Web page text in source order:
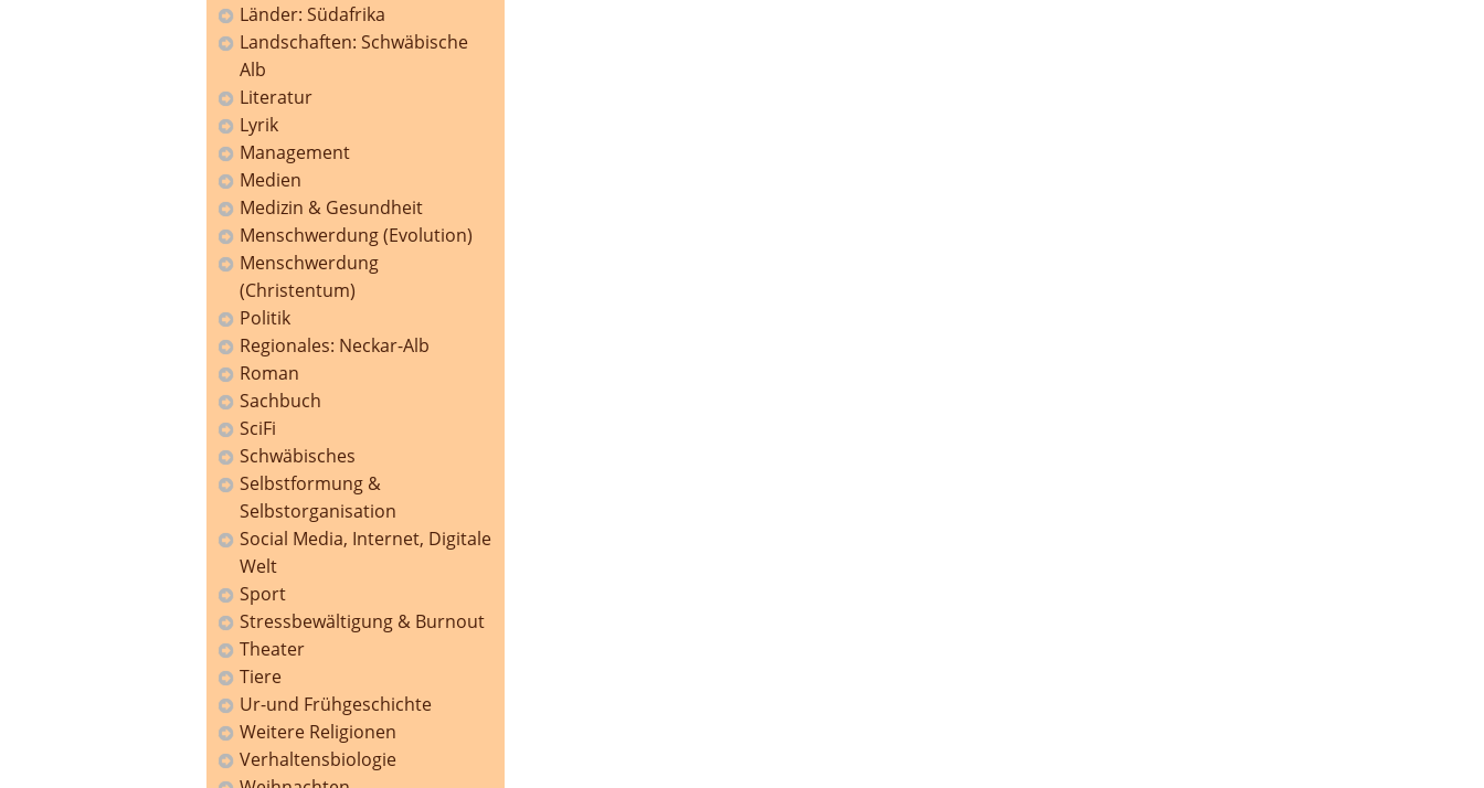
Länder: Südafrika
Landschaften: Schwäbische
Alb
Literatur
Lyrik
Management
Medien
Medizin & Gesundheit
Menschwerdung (Evolution)
Menschwerdung
(Christentum)
Politik
Regionales: Neckar-Alb
Roman
Sachbuch
SciFi
Schwäbisches
Selbstformung &
Selbstorganisation
Social Media, Internet, Digitale
Welt
Sport
Stressbewältigung & Burnout
Theater
Tiere
Ur-und Frühgeschichte
Weitere Religionen
Verhaltensbiologie